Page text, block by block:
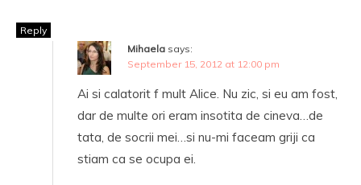
Reply
Mihaela says:
September 15, 2012 at 12:00 pm
Ai si calatorit f mult Alice. Nu zic, si eu am fost,
dar de multe ori eram insotita de cineva…de
tata, de socrii mei…si nu-mi faceam griji ca
stiam ca se ocupa ei.